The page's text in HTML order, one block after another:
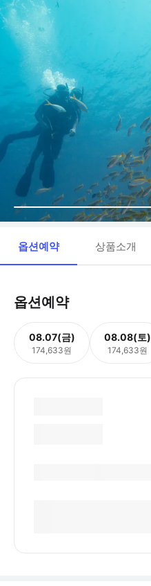
옵션예약 상품소개
옵션예약
08.07(금)
174,633원
08.08(토)
174,633원